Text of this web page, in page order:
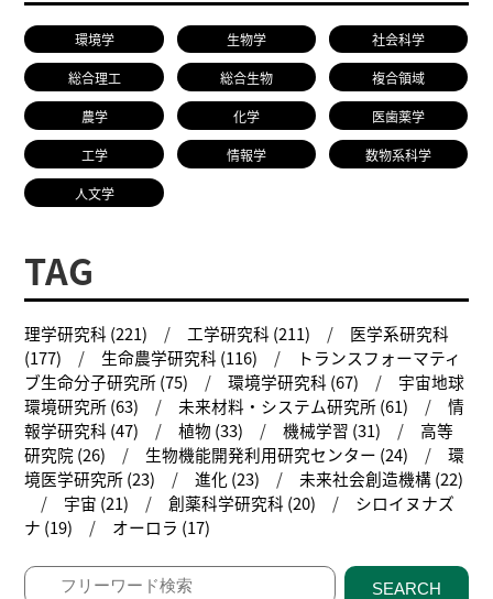
環境学 生物学 社会科学
総合理工 総合生物 複合領域
農学 化学 医歯薬学
工学 情報学 数物系科学
人文学
TAG
理学研究科 (221) 工学研究科 (211)
医学系研究科
(177)
生命農学研究科 (116)
トランスフォーマティ
ブ生命分子研究所 (75)
環境学研究科 (67)
宇宙地球
環境研究所 (63)
未来材料・システム研究所 (61)
情
報学研究科 (47)
植物 (33) 機械学習 (31)
高等
研究院 (26)
生物機能開発利用研究センター (24)
環
境医学研究所 (23)
進化 (23)
未来社会創造機構 (22)
宇宙 (21)
創薬科学研究科 (20)
シロイヌナズ
ナ (19)
オーロラ (17)
SEARCH